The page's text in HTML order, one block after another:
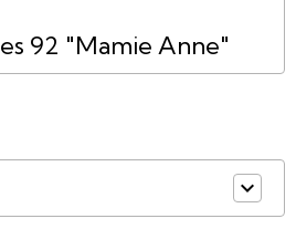
92 "Mamie Anne"